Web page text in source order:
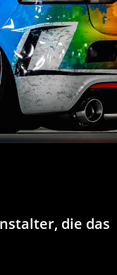
die das